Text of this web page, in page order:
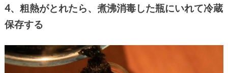
4、粗熱がとれたら、煮沸消毒した瓶にいれて冷蔵
保存する